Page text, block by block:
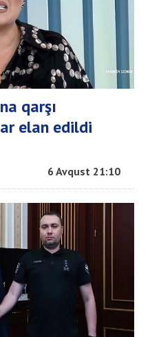
qarşı
elan edildi
6 Avqust 21:10